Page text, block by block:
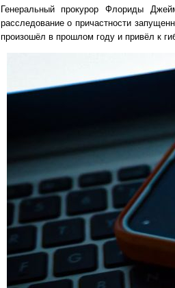
Генеральный прокурор Флориды
расследование о причастности
произошёл в прошлом году и привёл к